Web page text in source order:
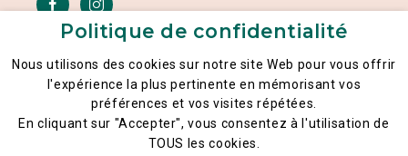
Mentions légales
Politique générale de la confidentialité des données
Politique de confidentialité
Nous utilisons des cookies sur notre site Web pour vous offrir
l'expérience la plus pertinente en mémorisant vos
préférences et vos visites répétées.
En cliquant sur "Accepter", vous consentez à l'utilisation de
TOUS les cookies.